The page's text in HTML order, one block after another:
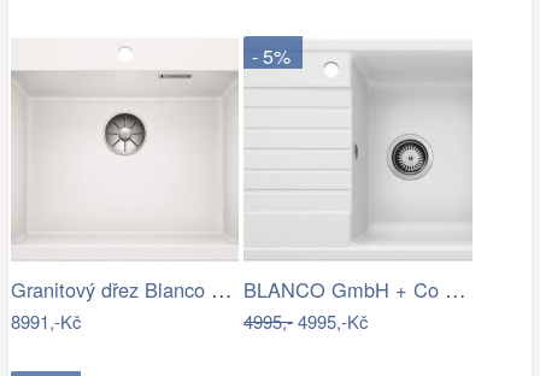
Granitový dřez Blanco PLEON 6 InFino…
8991,-Kč
- 5%
BLANCO GmbH + Co KG Granitový dřez…
4995,-4995,-Kč